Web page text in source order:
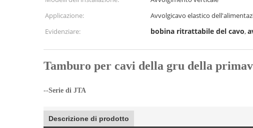
Applicazione:
Avvolgicavo elastico
Evidenziare:
bobina ritrattabile del cavo,
Tamburo per cavi della gru della
--Serie di JTA
Descrizione di prodotto